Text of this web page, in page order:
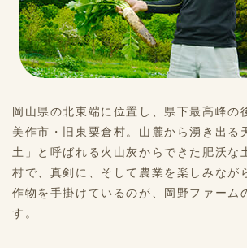
岡山県の北東端に位置し、県下最高峰の
美作市・旧東粟倉村。山麓から湧き出る
土」と呼ばれる火山灰からできた肥沃な
村で、真剣に、そして農業を楽しみなが
作物を手掛けているのが、岡野ファーム
す。